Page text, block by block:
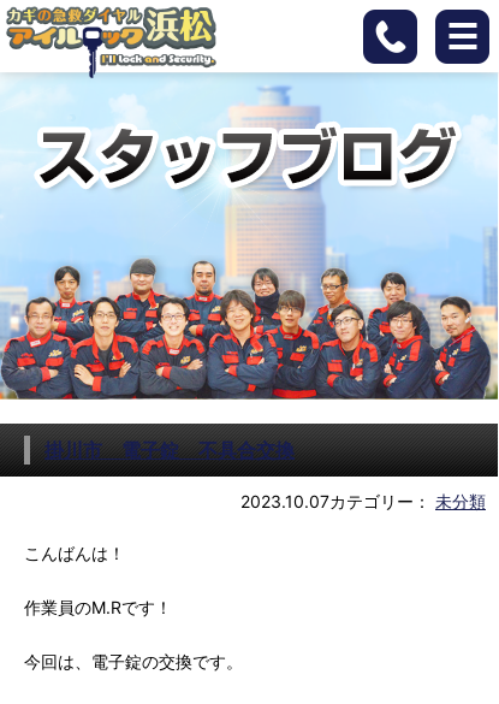
掛川市 電子錠 不具合交換
2023.10.07カテゴリー： 未分類
こんばんは！
作業員のM.Rです！
今回は、電子錠の交換です。